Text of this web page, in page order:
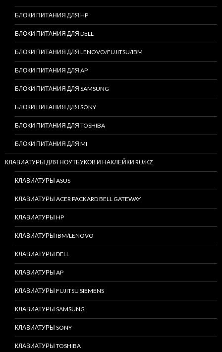
БЛОКИ ПИТАНИЯ ДЛЯ HP
БЛОКИ ПИТАНИЯ ДЛЯ DELL
БЛОКИ ПИТАНИЯ ДЛЯ LENOVO/FUJITSU/IBM
БЛОКИ ПИТАНИЯ ДЛЯ AP
БЛОКИ ПИТАНИЯ ДЛЯ SAMSUNG
БЛОКИ ПИТАНИЯ ДЛЯ SONY
БЛОКИ ПИТАНИЯ ДЛЯ TOSHIBA
БЛОКИ ПИТАНИЯ ДЛЯ MI
КЛАВИАТУРЫ ДЛЯ НОУТБУКОВ И НАКЛЕЙКИ RU/KZ
КЛАВИАТУРЫ ASUS
КЛАВИАТУРЫ ACER PACKARD BELL GATEWAY
КЛАВИАТУРЫ HP
КЛАВИАТУРЫ IBM/LENOVO
КЛАВИАТУРЫ DELL
КЛАВИАТУРЫ AP
КЛАВИАТУРЫ FUJITSU SIEMENS
КЛАВИАТУРЫ SAMSUNG
КЛАВИАТУРЫ SONY
КЛАВИАТУРЫ TOSHIBA